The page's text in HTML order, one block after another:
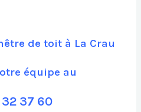
de toit à La Crau
équipe au
37 60